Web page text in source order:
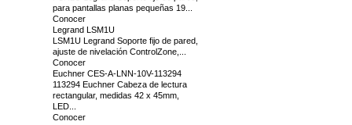
para pantallas planas pequeñas 19...
Conocer
Legrand LSM1U
LSM1U Legrand Soporte fijo de pared,
ajuste de nivelación ControlZone,...
Conocer
Euchner CES-A-LNN-10V-113294
113294 Euchner Cabeza de lectura
rectangular, medidas 42 x 45mm,
LED...
Conocer